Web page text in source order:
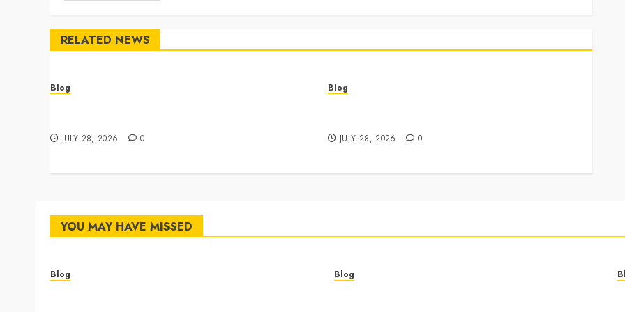
RELATED NEWS
Blog
JULY 28, 2026 0
Blog
JULY 28, 2026 0
YOU MAY HAVE MISSED
Blog Blog